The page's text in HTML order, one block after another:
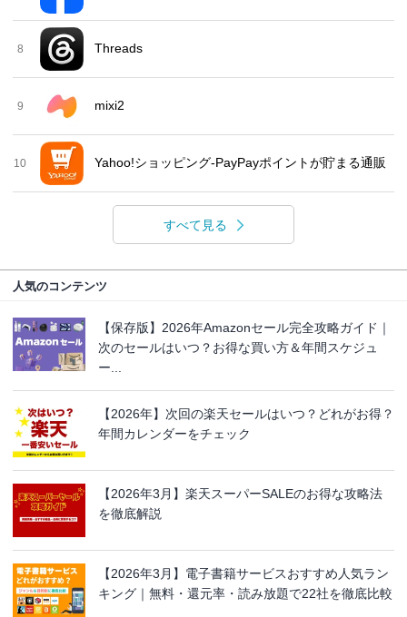
8 Threads
9 mixi2
10 Yahoo!ショッピング-PayPayポイントが貯まる通販
すべて見る
人気のコンテンツ
【保存版】2026年Amazonセール完全攻略ガイド｜
次のセールはいつ？お得な買い方＆年間スケジュ
ー...
【2026年】次回の楽天セールはいつ？どれがお得？
年間カレンダーをチェック
【2026年3月】楽天スーパーSALEのお得な攻略法
を徹底解説
【2026年3月】電子書籍サービスおすすめ人気ラン
キング｜無料・還元率・読み放題で22社を徹底比較